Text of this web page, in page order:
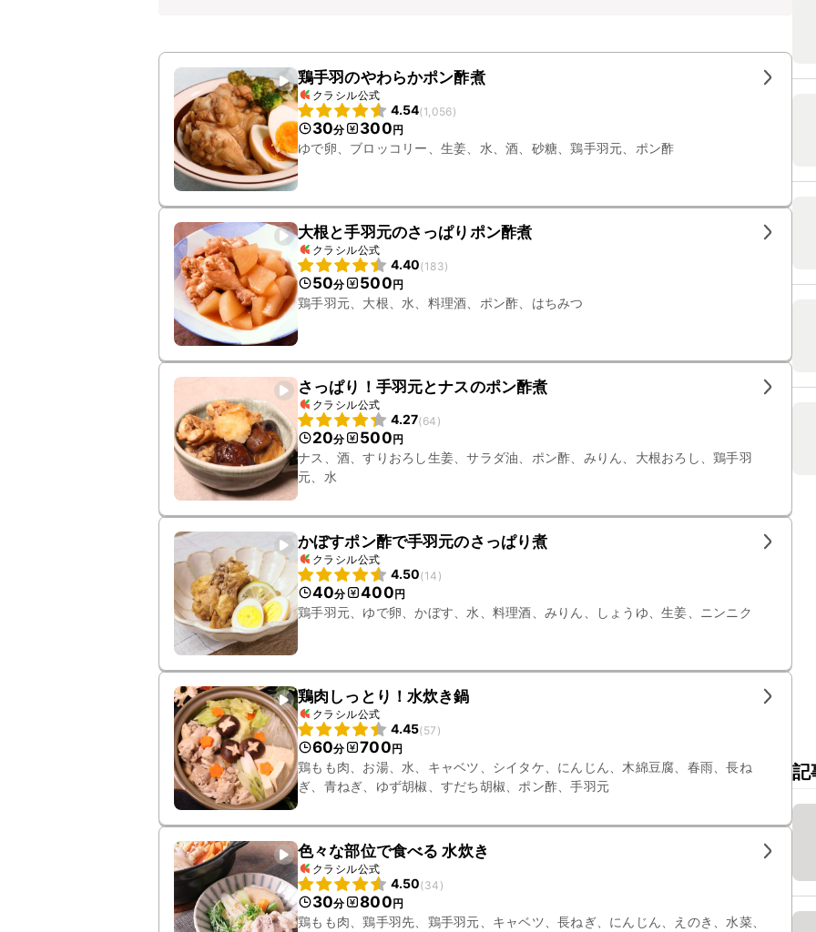
鶏手羽のやわらかポン酢煮
クラシル公式
4.54(1,056)
30分 300円
ゆで卵、ブロッコリー、生姜、水、酒、砂糖、鶏手羽元、ポン酢
大根と手羽元のさっぱりポン酢煮
クラシル公式
4.40(183)
50分 500円
鶏手羽元、大根、水、料理酒、ポン酢、はちみつ
さっぱり！手羽元とナスのポン酢煮
クラシル公式
4.27(64 )
20分 500円
ナス、酒、すりおろし生姜、サラダ油、ポン酢、みりん、大根おろし、鶏手羽
元、水
かぼすポン酢で手羽元のさっぱり煮
クラシル公式
4.50(14 )
40分 400円
鶏手羽元、ゆで卵、かぼす、水、料理酒、みりん、しょうゆ、生姜、ニンニク
鶏肉しっとり！水炊き鍋
クラシル公式
4.45(57 )
60分 700円
鶏もも肉、お湯、水、キャベツ、シイタケ、にんじん、木綿豆腐、春雨、長ね
ぎ、青ねぎ、ゆず胡椒、すだち胡椒、ポン酢、手羽元
色々な部位で食べる 水炊き
クラシル公式
4.50(34 )
30分 800円
鶏もも肉、鶏手羽先、鶏手羽元、キャベツ、長ねぎ、にんじん、えのき、水菜、
記